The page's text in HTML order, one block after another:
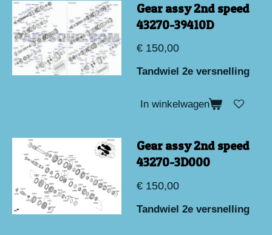
Gear assy 2nd speed
43270-39410D
€ 150,00
Tandwiel 2e versnelling
In winkelwagen
Gear assy 2nd speed
43270-3D000
€ 150,00
Tandwiel 2e versnelling